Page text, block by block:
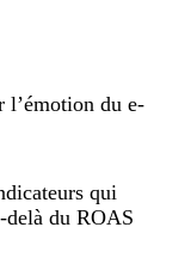
l’émotion du e-
qui
du ROAS